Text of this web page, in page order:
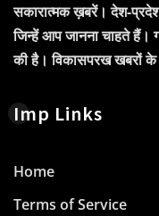
सकारात्मक ख़बरें। देश-
जिन्हें आप जानना चाहते हैं।
की है। विकासपरख खबरों
Imp Links
Home
Terms of Service